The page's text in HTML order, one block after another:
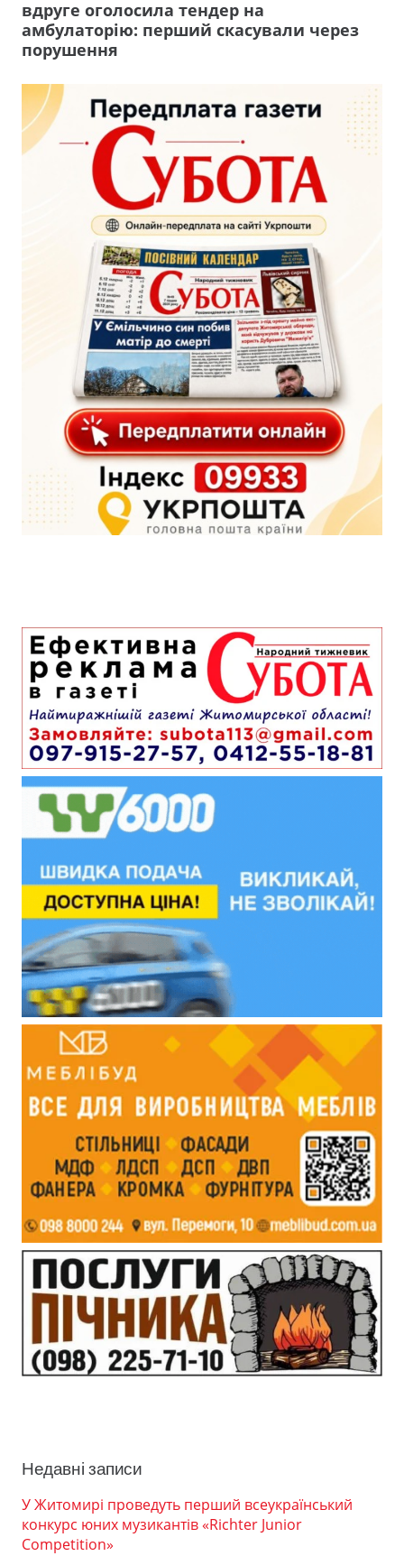
вдруге оголосила тендер на
амбулаторію: перший скасували через
порушення
Недавні записи
У Житомирі проведуть перший всеукраїнський
конкурс юних музикантів «Richter Junior
Competition»